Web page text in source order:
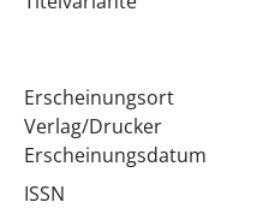
Erscheinungsort
Verlag/Drucker
Erscheinungsdatum
ISSN